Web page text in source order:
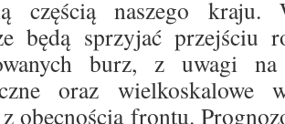
częścią naszego
będą sprzyjać przejściu
burz, z uwagi
oraz wielkoskalowe
obecnością frontu.